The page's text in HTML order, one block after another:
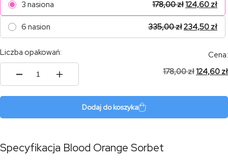
3 nasiona
178,00zł124,60 zł
6 nasion 335,00zł234,50 zł
Liczba opakowań:
ilość
Cena:
178,00zł124,60 zł
Dodaj do koszyka
Specyfikacja Blood Orange Sorbet